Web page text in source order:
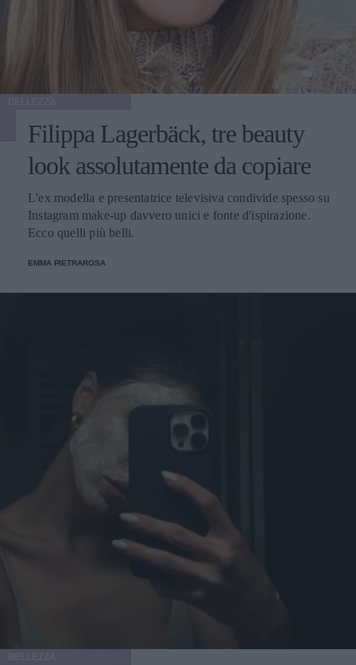
Filippa Lagerbäck, tre beauty
look assolutamente da copiare
L'ex modella e presentatrice televisiva condivide spesso su
Instagram make-up davvero unici e fonte d'ispirazione.
Ecco quelli più belli.
EMMA PIETRAROSA